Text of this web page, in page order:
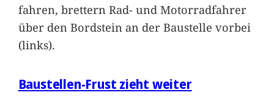
fahren, brettern Rad- und Motorradfahrer
über den Bordstein an der Baustelle vorbei
(links).
Baustellen-Frust zieht weiter